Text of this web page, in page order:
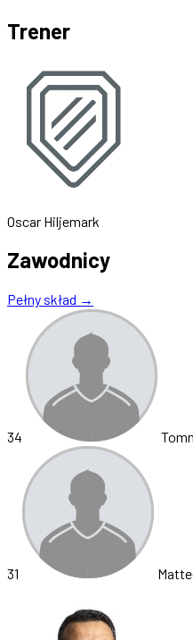
Trener
Oscar Hiljemark
Zawodnicy
Pełny skład →
34
31